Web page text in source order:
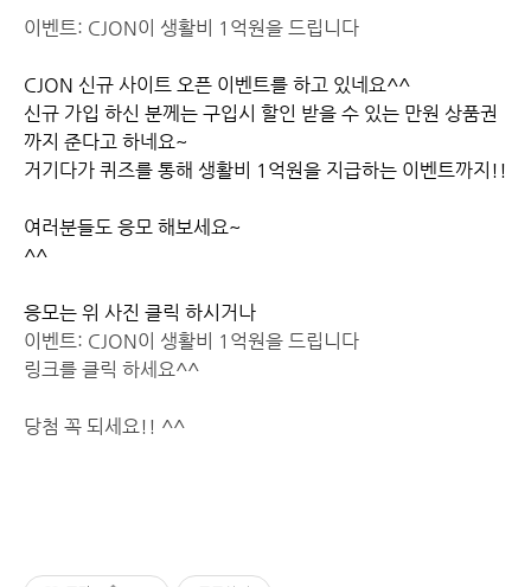
이벤트: CJON이 생활비 1억원을 드립니다
CJON 신규 사이트 오픈 이벤트를 하고 있네요^^
신규 가입 하신 분께는 구입시 할인 받을 수 있는 만원 상품권
까지 준다고 하네요~
거기다가 퀴즈를 통해 생활비 1억원을 지급하는 이벤트까지!!
여러분들도 응모 해보세요~
^^
응모는 위 사진 클릭 하시거나
이벤트: CJON이 생활비 1억원을 드립니다
링크를 클릭 하세요^^
당첨 꼭 되세요!! ^^